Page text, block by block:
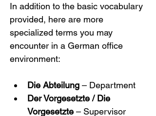
In addition to the basic vocabulary
provided, here are more
specialized terms you may
encounter in a German office
environment:
Die Abteilung – Department
Der Vorgesetzte / Die
Vorgesetzte – Supervisor